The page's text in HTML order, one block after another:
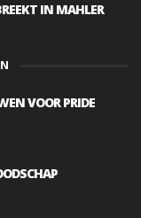
IN MAHLER
VOOR PRIDE